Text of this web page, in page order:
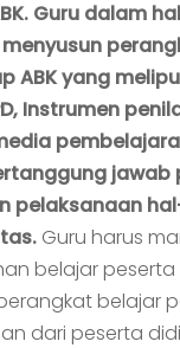
Guru dalam
ABK yang
Instrumen
pelaksanaan
Guru harus
belajar peserta
belajar
dari peserta